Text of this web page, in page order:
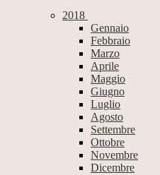
2018
Gennaio
Febbraio
Marzo
Aprile
Maggio
Giugno
Luglio
Agosto
Settembre
Ottobre
Novembre
Dicembre